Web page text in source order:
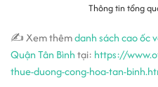
Thông tin tổng
✍ Xem thêmdanh sách cao ốc
Quận Tân Bìnhtại: https://
thue-duong-cong-hoa-tan-